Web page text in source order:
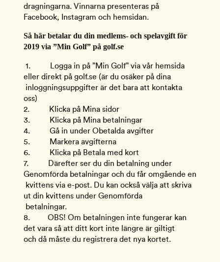
dragningarna. Vinnarna presenteras på
Facebook, Instagram och hemsidan.
Så här betalar du din medlems- och spelavgift för
2019 via ”Min Golf” på golf.se
1.          Logga in på ”Min Golf” via vår hemsida
eller direkt på golf.se (är du osäker på dina
oss)
2.          Klicka på Mina sidor
3.          Klicka på Mina betalningar
4.          Gå in under Obetalda avgifter
5.          Markera avgifterna
6.          Klicka på Betala med kort
7.          Därefter ser du din betalning under
ut din kvittens under Genomförda
betalningar.
8.         OBS! Om betalningen inte fungerar kan
det vara så att ditt kort inte längre är giltigt
och då måste du registrera det nya kortet.